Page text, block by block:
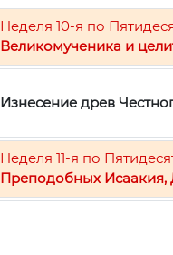
Неделя 10-я по
Великомученика и
Изнесение древ
Неделя 11-я по
Преподобных Исаакия,